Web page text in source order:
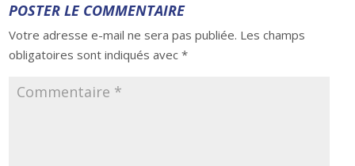
POSTER LE COMMENTAIRE
Votre adresse e-mail ne sera pas publiée. Les champs
obligatoires sont indiqués avec*